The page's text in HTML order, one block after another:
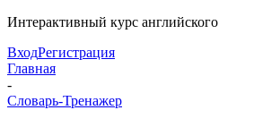
Интерактивный курс английского
ВходРегистрация
Главная
-
Словарь-Тренажер